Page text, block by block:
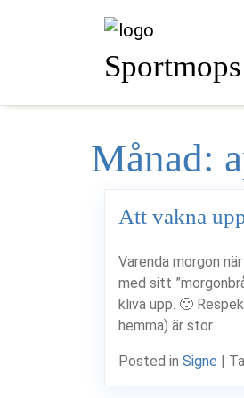
Månad:
Att vakna
Varenda morgon
med sitt
kliva upp. 🙂
hemma) är stor.
Posted in Signe |